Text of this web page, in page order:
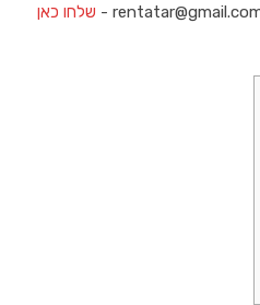
שלחו כאן